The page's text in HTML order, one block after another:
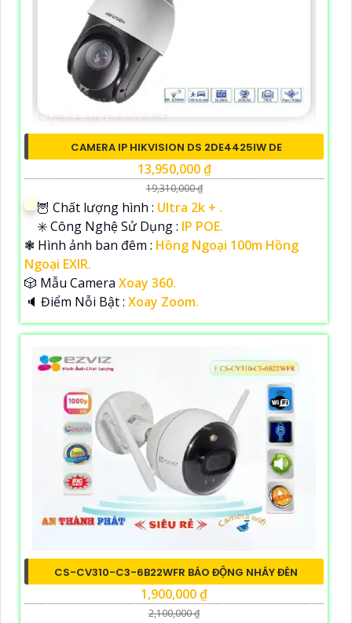
CAMERA IP HIKVISION DS 2DE4425IW DE
13,950,000 ₫
19,310,000 ₫
🦉 Chất lượng hình : Ultra 2k + .
✳️ Công Nghệ Sử Dụng : IP POE.
❃ Hình ảnh ban đêm : Hồng Ngoại 100m Hồng
Ngoại EXIR.
🎲 Mẫu Camera Xoay 360.
️🔈 Điểm Nỗi Bật : Xoay Zoom.
CS-CV310-C3-6B22WFR BÁO ĐỘNG NHÁY ĐÈN
1,900,000 ₫
2,100,000 ₫